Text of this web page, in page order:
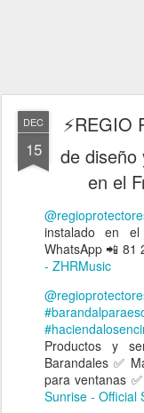
DEC
15
⚡REGIO
de diseño
en el
instalado en
WhatsApp 📲 81
- ZHRMusic
Productos y
Barandales ✅
para ventanas
Sunrise - Official